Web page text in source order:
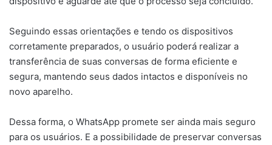
Seguindo essas orientações e tendo os dispositivos
corretamente preparados, o usuário poderá realizar a
transferência de suas conversas de forma eficiente e
segura, mantendo seus dados intactos e disponíveis no
novo aparelho.
Dessa forma, o WhatsApp promete ser ainda mais seguro
para os usuários. E a possibilidade de preservar conversas